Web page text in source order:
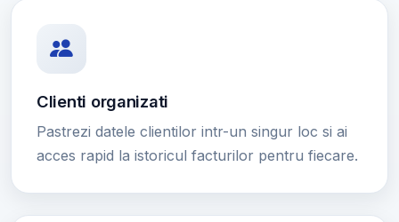
Clienti organizati
Pastrezi datele clientilor intr-un singur loc si ai
acces rapid la istoricul facturilor pentru fiecare.